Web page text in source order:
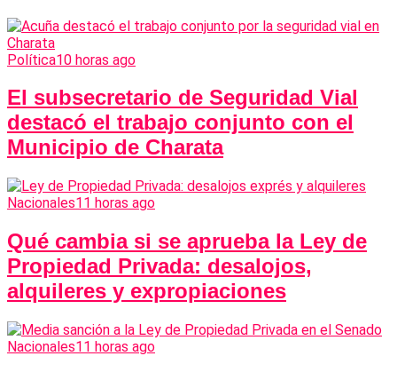
Política10 horas ago
El subsecretario de Seguridad Vial
destacó el trabajo conjunto con el
Municipio de Charata
Nacionales11 horas ago
Qué cambia si se aprueba la Ley de
Propiedad Privada: desalojos,
alquileres y expropiaciones
Nacionales11 horas ago